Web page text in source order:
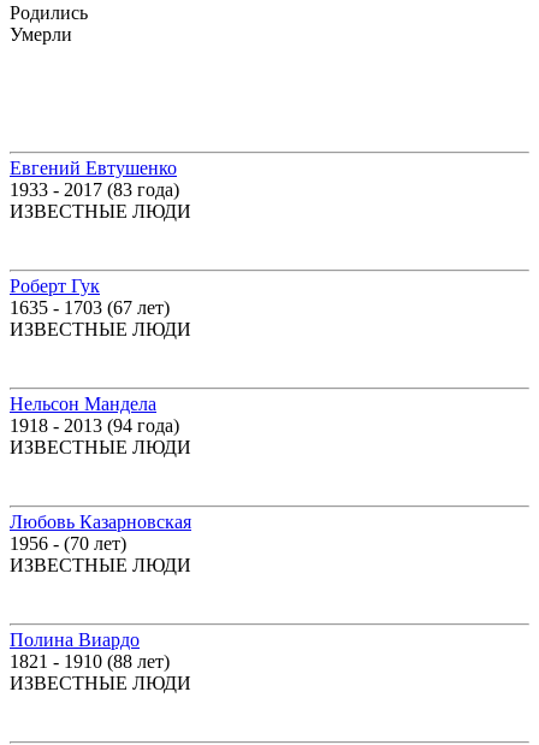
Родились
Умерли
Евгений Евтушенко
1933 - 2017 (83 года)
ИЗВЕСТНЫЕ ЛЮДИ
Роберт Гук
1635 - 1703 (67 лет)
ИЗВЕСТНЫЕ ЛЮДИ
Нельсон Мандела
1918 - 2013 (94 года)
ИЗВЕСТНЫЕ ЛЮДИ
Любовь Казарновская
1956 - (70 лет)
ИЗВЕСТНЫЕ ЛЮДИ
Полина Виардо
1821 - 1910 (88 лет)
ИЗВЕСТНЫЕ ЛЮДИ